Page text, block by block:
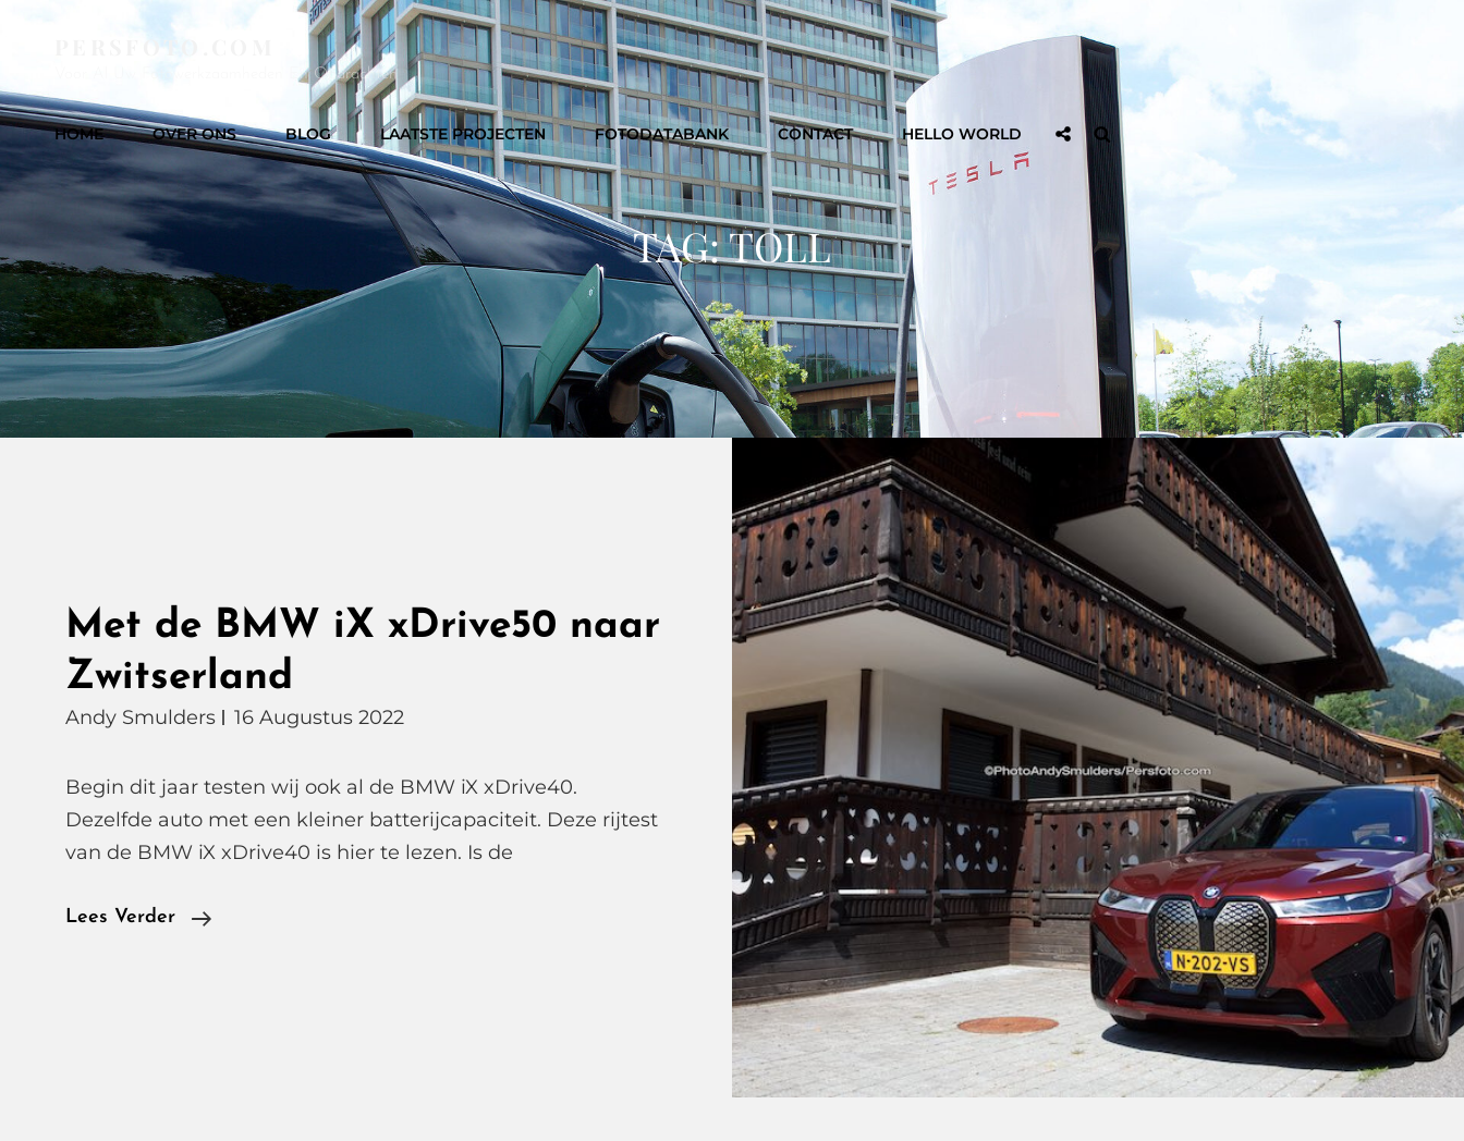
PERSFOTO.COM
Voor Al Uw Fotowerkzaamheden En Opdrachten
HOME OVER ONS BLOG LAATSTE PROJECTEN FOTODATABANK CONTACT HELLO WORLD
Sociaal
Delen
Zoeken
TAG:TOLL
Met de BMW iX xDrive50 naar
Zwitserland
Andy Smulders 16 Augustus 2022
Begin dit jaar testen wij ook al de BMW iX xDrive40.
Dezelfde auto met een kleiner batterijcapaciteit. Deze rijtest
van de BMW iX xDrive40 is hier te lezen. Is de
Lees Verder
Met